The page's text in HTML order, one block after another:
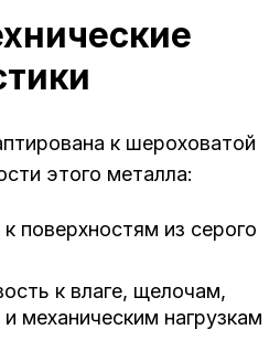
к шероховатой
этого металла:
поверхностям из серого
к влаге, щелочам,
механическим нагрузкам